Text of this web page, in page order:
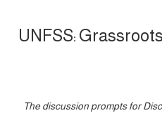
UNFSS:
The discussion prompts for